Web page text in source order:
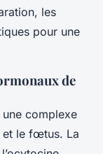
les
pour une
de
une complexe
et le fœtus. La